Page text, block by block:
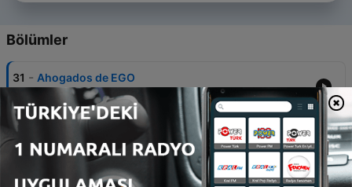
Bölümler
31 - Ahogados de EGO
10 Mar 2024
30 Sin Signos Vitales
02 Mar 2024
29 - Cielo Ortega y su IMPACTANTE testimonio!!!!